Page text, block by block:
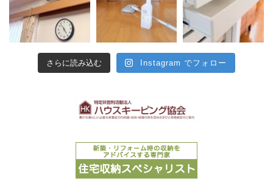
さらに読み込む Instagram でフォロー